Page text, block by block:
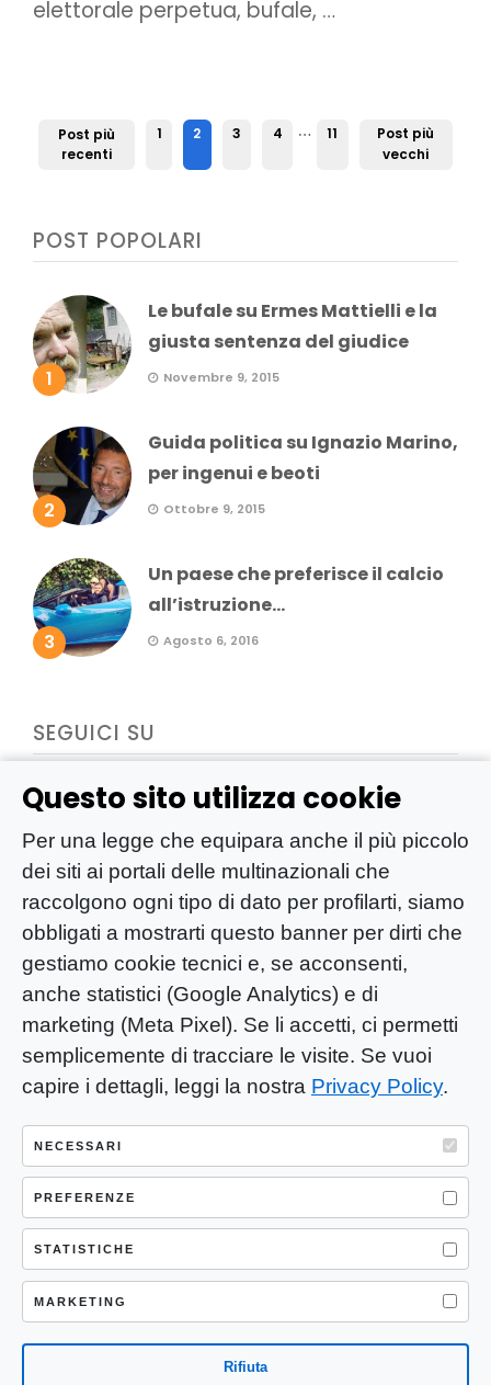
Questo sito utilizza cookie
Per una legge che equipara anche il più piccolo
dei siti ai portali delle multinazionali che
raccolgono ogni tipo di dato per profilarti, siamo
obbligati a mostrarti questo banner per dirti che
gestiamo cookie tecnici e, se acconsenti,
anche statistici (Google Analytics) e di
marketing (Meta Pixel). Se li accetti, ci permetti
semplicemente di tracciare le visite. Se vuoi
capire i dettagli, leggi la nostra Privacy Policy.
NECESSARI
PREFERENZE
STATISTICHE
MARKETING
Rifiuta
elettorale perpetua, bufale, …
Post più
recenti
1 2 3 4 … 11
Post più
vecchi
POST POPOLARI
1
Le bufale su Ermes Mattielli e la
giusta sentenza del giudice
Novembre 9, 2015
2
Guida politica su Ignazio Marino,
per ingenui e beoti
Ottobre 9, 2015
3
Un paese che preferisce il calcio
all’istruzione...
Agosto 6, 2016
SEGUICI SU
YOU-ng Slow Journalism è una testata
giornalistica di proprietà di Mastino S.R.L.
Registrazione presso Trib. Santa Maria
Capua Vetere (CE) n° 900 del 31/01/2025 |
ISSN 3103-4683
P.IVA: 04755530617
Sede Legale: CASERTA – VIA LORENZO MARIA
NERONI 11 CAP 81100